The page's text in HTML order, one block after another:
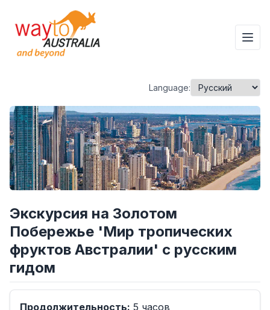
Language:
Экскурсия на Золотом
Побережье 'Мир тропических
фруктов Австралии' с русским
гидом
Продолжительность: 5 часов